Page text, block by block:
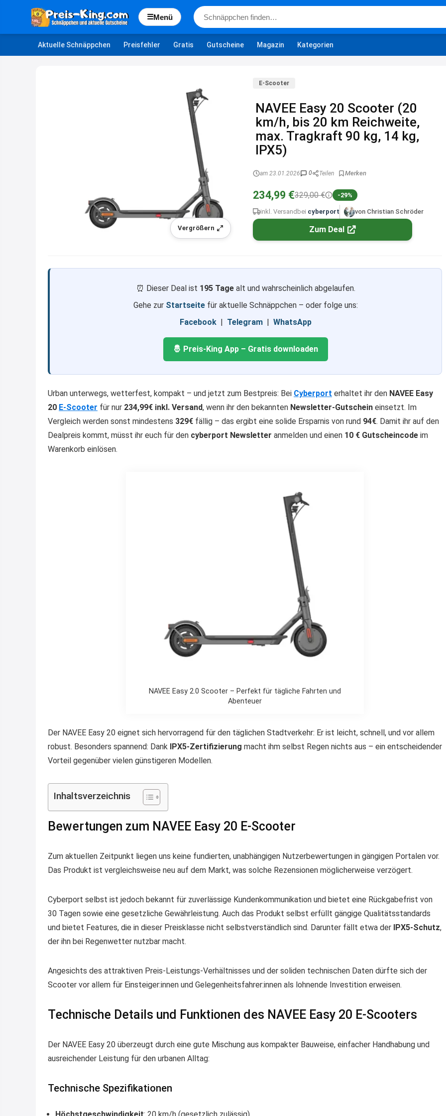
☰Menü
Aktuelle Schnäppchen Preisfehler Gratis Gutscheine Magazin Kategorien
Vergrößern
E-Scooter
NAVEE Easy 20 Scooter (20
km/h, bis 20 km Reichweite,
max. Tragkraft 90 kg, 14 kg,
IPX5)
am 23.01.2026 0 Teilen
234,99 €329,00 € -29%
inkl. Versand bei cyberport von Christian Schröder
Zum Deal
⏰ Dieser Deal ist 195 Tagealt und wahrscheinlich abgelaufen.
Gehe zur Startseite für aktuelle Schnäppchen – oder folge uns:
Facebook | Telegram | WhatsApp
🤴 Preis-King App – Gratis downloaden
Urban unterwegs, wetterfest, kompakt – und jetzt zum Bestpreis: Bei Cyberport erhaltet ihr den NAVEE Easy
20 E-Scooter für nur 234,99€ inkl. Versand, wenn ihr den bekannten Newsletter-Gutschein einsetzt. Im
Vergleich werden sonst mindestens 329€ fällig – das ergibt eine solide Ersparnis von rund 94€. Damit ihr auf den
Dealpreis kommt, müsst ihr euch für den cyberport Newsletter anmelden und einen 10 € Gutscheincode im
Warenkorb einlösen.
NAVEE Easy 2.0 Scooter – Perfekt für tägliche Fahrten und
Abenteuer
Der NAVEE Easy 20 eignet sich hervorragend für den täglichen Stadtverkehr: Er ist leicht, schnell, und vor allem
robust. Besonders spannend: Dank IPX5-Zertifizierung macht ihm selbst Regen nichts aus – ein entscheidender
Vorteil gegenüber vielen günstigeren Modellen.
Inhaltsverzeichnis
Bewertungen zum NAVEE Easy 20 E-Scooter
Zum aktuellen Zeitpunkt liegen uns keine fundierten, unabhängigen Nutzerbewertungen in gängigen Portalen vor.
Das Produkt ist vergleichsweise neu auf dem Markt, was solche Rezensionen möglicherweise verzögert.
Cyberport selbst ist jedoch bekannt für zuverlässige Kundenkommunikation und bietet eine Rückgabefrist von
30 Tagen sowie eine gesetzliche Gewährleistung. Auch das Produkt selbst erfüllt gängige Qualitätsstandards
und bietet Features, die in dieser Preisklasse nicht selbstverständlich sind. Darunter fällt etwa der IPX5-Schutz,
der ihn bei Regenwetter nutzbar macht.
Angesichts des attraktiven Preis-Leistungs-Verhältnisses und der soliden technischen Daten dürfte sich der
Scooter vor allem für Einsteiger:innen und Gelegenheitsfahrer:innen als lohnende Investition erweisen.
Technische Details und Funktionen des NAVEE Easy 20 E-Scooters
Der NAVEE Easy 20 überzeugt durch eine gute Mischung aus kompakter Bauweise, einfacher Handhabung und
ausreichender Leistung für den urbanen Alltag:
Technische Spezifikationen